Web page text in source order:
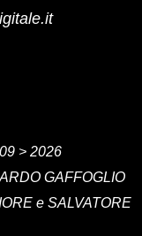
> 2026
GAFFOGLIO
e SALVATORE